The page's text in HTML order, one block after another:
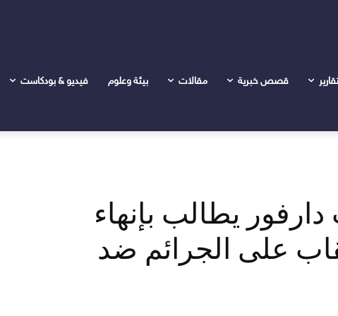
تقارير قصص خبرية مقالات بيئة وعلوم فيديو & بودكاست
يطالب بإنهاء
على الجرائم ضد